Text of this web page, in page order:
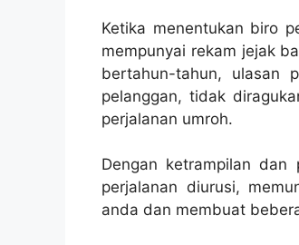
Ketika menentukan biro
mempunyai rekam jejak
bertahun-tahun, ulasan
pelanggan, tidak
perjalanan umroh.
Dengan ketrampilan
perjalanan diurusi,
anda dan membuat